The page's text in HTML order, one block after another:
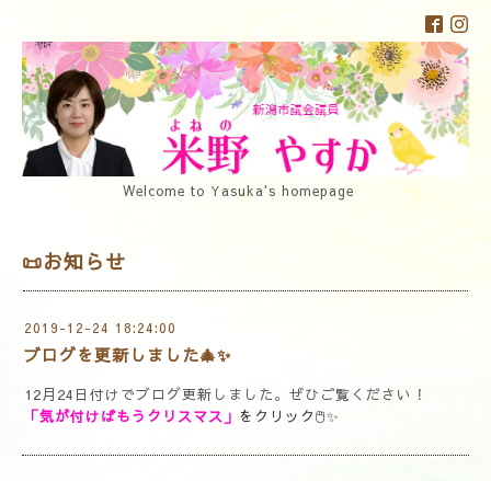
Welcome to Yasuka's homepage
📜お知らせ
2019-12-24 18:24:00
ブログを更新しました🎄✨
12月24日付けでブログ更新しました。ぜひご覧ください！
「気が付けばもうクリスマス」 をクリック🖱✨